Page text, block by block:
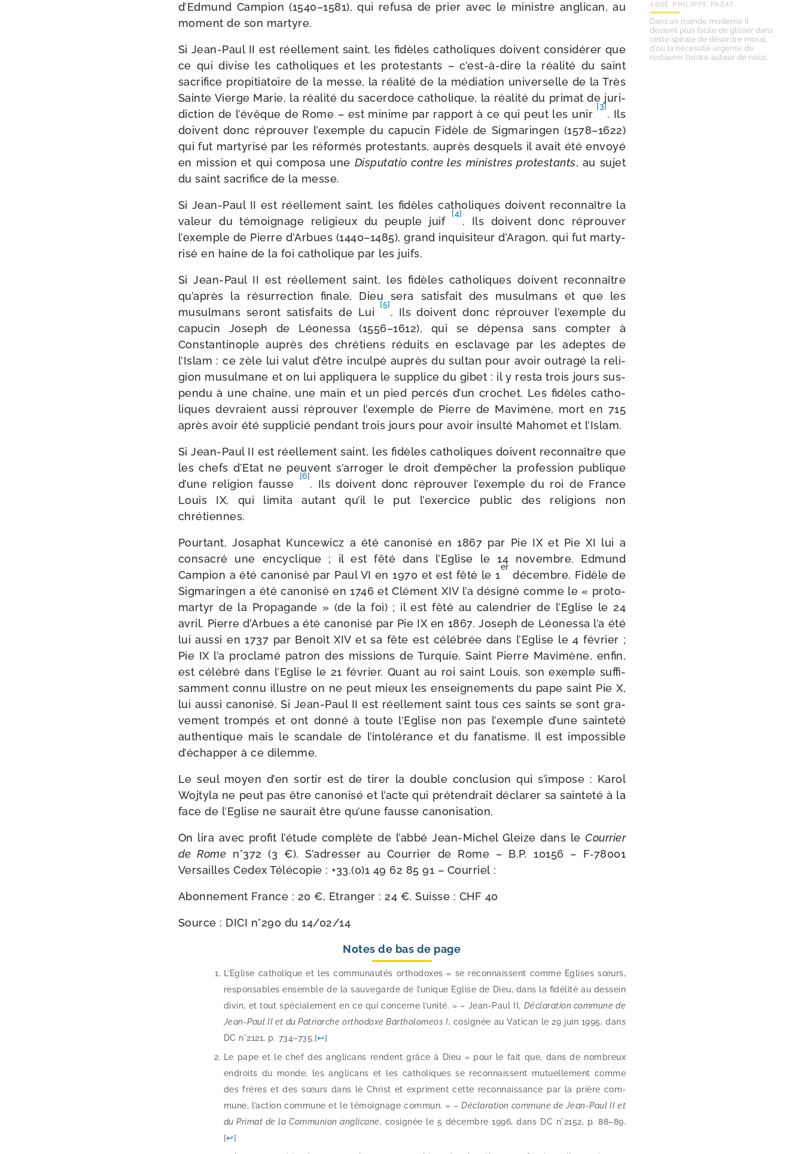
d’Edmund Campion (1540–1581), qui refu­sa de prier avec le ministre angli­can, au
moment de son martyre.
Si Jean-​Paul II est réel­le­ment saint, les fidèles catho­liques doivent consi­dé­rer que
ce qui divise les catho­liques et les pro­tes­tants – c’est-à-dire la réa­li­té du saint
sacri­fice pro­pi­tia­toire de la messe, la réa­li­té de la média­tion uni­ver­selle de la Très
Sainte Vierge Marie, la réa­li­té du sacer­doce catho­lique, la réa­li­té du pri­mat de juri­
dic­tion de l’évêque de Rome – est minime par rap­port à ce qui peut les unir
[3]
. Ils
doivent donc réprou­ver l’exemple du capu­cin Fidèle de Sigmaringen (1578–1622)
qui fut mar­ty­ri­sé par les réfor­més pro­tes­tants, auprès des­quels il avait été envoyé
en mis­sion et qui com­po­sa une Disputatio contre les ministres pro­tes­tants, au sujet
du saint sacri­fice de la messe.
Si Jean-​Paul II est réel­le­ment saint, les fidèles catho­liques doivent recon­naître la
valeur du témoi­gnage reli­gieux du peuple juif
[4]
. Ils doivent donc réprou­ver
l’exemple de Pierre d’Arbues (1440–1485), grand inqui­si­teur d’Aragon, qui fut mar­ty­
ri­sé en haine de la foi catho­lique par les juifs.
Si Jean-​Paul II est réel­le­ment saint, les fidèles catho­liques doivent recon­naître
qu’après la résur­rec­tion finale, Dieu sera satis­fait des musul­mans et que les
musul­mans seront satis­faits de Lui
[5]
. Ils doivent donc réprou­ver l’exemple du
capu­cin Joseph de Léonessa (1556–1612), qui se dépen­sa sans comp­ter à
Constantinople auprès des chré­tiens réduits en escla­vage par les adeptes de
l’Islam : ce zèle lui valut d’être incul­pé auprès du sul­tan pour avoir outra­gé la reli­
gion musul­mane et on lui appli­que­ra le sup­plice du gibet : il y res­ta trois jours sus­
pen­du à une chaîne, une main et un pied per­cés d’un cro­chet. Les fidèles catho­
liques devraient aus­si réprou­ver l’exemple de Pierre de Mavimène, mort en 715
après avoir été sup­pli­cié pen­dant trois jours pour avoir insul­té Mahomet et l’Islam.
Si Jean-​Paul II est réel­le­ment saint, les fidèles catho­liques doivent recon­naître que
les chefs d’Etat ne peuvent s’arroger le droit d’empêcher la pro­fes­sion publique
d’une reli­gion fausse
[6]
. Ils doivent donc réprou­ver l’exemple du roi de France
Louis IX, qui limi­ta autant qu’il le put l’exercice public des reli­gions non
chrétiennes.
Pourtant, Josaphat Kuncewicz a été cano­ni­sé en 1867 par Pie IX et Pie XI lui a
consa­cré une ency­clique ; il est fêté dans l’Eglise le 14 novembre. Edmund
Campion a été cano­ni­sé par Paul VI en 1970 et est fêté le 1
er
décembre. Fidèle de
Sigmaringen a été cano­ni­sé en 1746 et Clément XIV l’a dési­gné comme le « pro­to­
mar­tyr de la Propagande » (de la foi) ; il est fêté au calen­drier de l’Eglise le 24
avril. Pierre d’Arbues a été cano­ni­sé par Pie IX en 1867. Joseph de Léonessa l’a été
lui aus­si en 1737 par Benoît XIV et sa fête est célé­brée dans l’Eglise le 4 février ;
Pie IX l’a pro­cla­mé patron des mis­sions de Turquie. Saint Pierre Mavimène, enfin,
est célé­bré dans l’Eglise le 21 février. Quant au roi saint Louis, son exemple suf­fi­
sam­ment connu illustre on ne peut mieux les ensei­gne­ments du pape saint Pie X,
lui aus­si cano­ni­sé. Si Jean-​Paul II est réel­le­ment saint tous ces saints se sont gra­
ve­ment trom­pés et ont don­né à toute l’Eglise non pas l’exemple d’une sain­te­té
authen­tique mais le scan­dale de l’intolérance et du fana­tisme. Il est impos­sible
d’échapper à ce dilemme.
Le seul moyen d’en sor­tir est de tirer la double conclu­sion qui s’impose : Karol
Wojtyla ne peut pas être cano­ni­sé et l’acte qui pré­ten­drait décla­rer sa sain­te­té à la
face de l’Eglise ne sau­rait être qu’une fausse canonisation.
On lira avec pro­fit l’étude com­plète de l’abbé Jean-​Michel Gleize dans leCourrier
de Rome n°372 (3 €). S’adresser au Courrier de Rome – B.P. 10156 – F‑78001
Versailles Cedex Télécopie : +33.(0)1 49 62 85 91 – Courriel :
Abonnement France : 20 €, Etranger : 24 €, Suisse : CHF 40
Source : DICI n°290 du 14/​02/​14
Notes de bas de page
L’Eglise catho­lique et les com­mu­nau­tés ortho­doxes « se recon­naissent comme Eglises sœurs,
res­pon­sables ensemble de la sau­ve­garde de l’unique Eglise de Dieu, dans la fidé­li­té au des­sein
divin, et tout spé­cia­le­ment en ce qui concerne l’unité. » – Jean-​Paul II, Déclaration com­mune de
Jean-​Paul II et du Patriarche ortho­doxe Bartholomeos I, cosi­gnée au Vatican le 29 juin 1995, dans
DC n°2121, p. 734–735.[↩]
Le pape et le chef des angli­cans rendent grâce à Dieu « pour le fait que, dans de nom­breux
endroits du monde, les angli­cans et les catho­liques se recon­naissent mutuel­le­ment comme
des frères et des sœurs dans le Christ et expriment cette recon­nais­sance par la prière com­
mune, l’action com­mune et le témoi­gnage com­mun. » –Déclaration com­mune de Jean-​Paul II et
du Primat de la Communion angli­cane, cosi­gnée le 5 décembre 1996, dans DC n°2152, p. 88–89.
[↩]
ABBÉ PHILIPPE PAZAT
Dans un monde moderne il
devient plus facile de glisser dans
cette spirale de désordre moral,
d’où la nécessité urgente de
restaurer l’ordre autour de nous.